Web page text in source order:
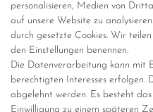
personalisieren, Medien von
auf unsere Website zu
durch gesetzte Cookies. Wir
den Einstellungen benennen.
Die Datenverarbeitung kann mit
berechtigten Interesses erfolgen.
abgelehnt werden. Es besteht
Einwilligung zu einem späteren
Versand per GLS (6,90 Euro)
(innerhalb Deutschlands)
kostenfreie Lieferung ab 150
Deutschlands)
Übersicht Internationale
Wir kaufen an